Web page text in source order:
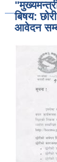
बिषय:
आवेदन